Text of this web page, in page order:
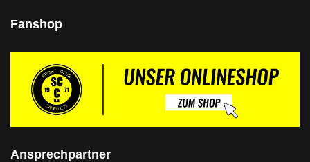
Fanshop
Ansprechpartner